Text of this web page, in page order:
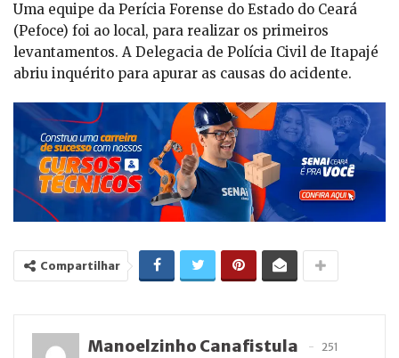
Uma equipe da Perícia Forense do Estado do Ceará
(Pefoce) foi ao local, para realizar os primeiros
levantamentos. A Delegacia de Polícia Civil de Itapajé
abriu inquérito para apurar as causas do acidente.
Compartilhar
Manoelzinho Canafistula
251